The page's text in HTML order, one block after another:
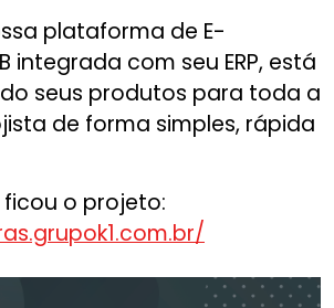
plataforma de E-
integrada com seu ERP, está
seus produtos para toda a
de forma simples, rápida
o projeto: